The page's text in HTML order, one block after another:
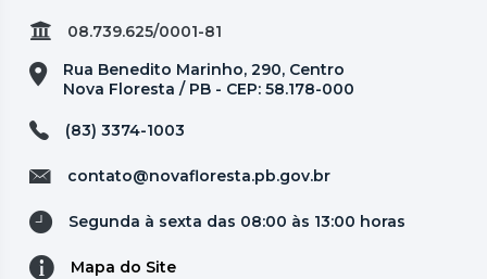
08.739.625/0001-81
Rua Benedito Marinho, 290, Centro
Nova Floresta / PB - CEP: 58.178-000
(83) 3374-1003
contato@novafloresta.pb.gov.br
Segunda à sexta das 08:00 às 13:00 horas
Mapa do Site